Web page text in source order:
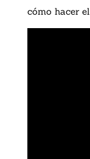
cómo hacer